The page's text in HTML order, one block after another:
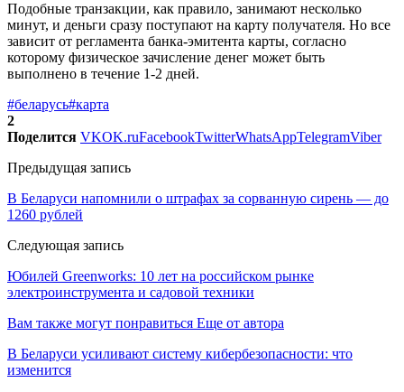
Подобные транзакции, как правило, занимают несколько
минут, и деньги сразу поступают на карту получателя. Но все
зависит от регламента банка-эмитента карты, согласно
которому физическое зачисление денег может быть
выполнено в течение 1-2 дней.
#беларусь#карта
2
Поделится VKOK.ruFacebookTwitterWhatsAppTelegramViber
Предыдущая запись
В Беларуси напомнили о штрафах за сорванную сирень — до
1260 рублей
Следующая запись
Юбилей Greenworks: 10 лет на российском рынке
электроинструмента и садовой техники
Вам также могут понравиться Еще от автора
В Беларуси усиливают систему кибербезопасности: что
изменится